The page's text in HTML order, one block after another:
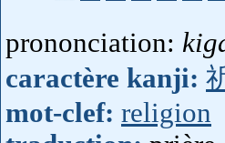
prononciation:
caractère kanji:
mot-clef: religion